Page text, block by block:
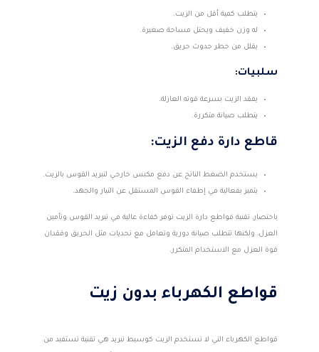
يتطلب كمية أقل من الزيت.
له وزن خفيف ويحتل مساحة صغيرة.
يقلل من خطر حدوث حريق.
سلبيات:
يفقد الزيت بسرعة قوته العازلة.
يتطلب صيانة متكررة.
قاطع دارة دفع الزيت:
يستخدم الضغط الناتج عن دفع مكبس خارجي لتبريد القوس بالزيت.
يتميز بفعالية في إطفاء القوس المستقل عن التيار والجهد.
باختصار، تقنية قواطع دارة الزيت توفر كفاءة عالية في تبريد القوس وتأمين
العزل، ولكنها تتطلب صيانة دورية وتعامل مع تحديات مثل الحريق وفقدان
قوة العزل مع الاستخدام المتكرر.
قواطع الكهرباء بدون زيت
قواطع الكهرباء التي لا تستخدم الزيت كوسيط تبريد هي تقنية تستفيد من